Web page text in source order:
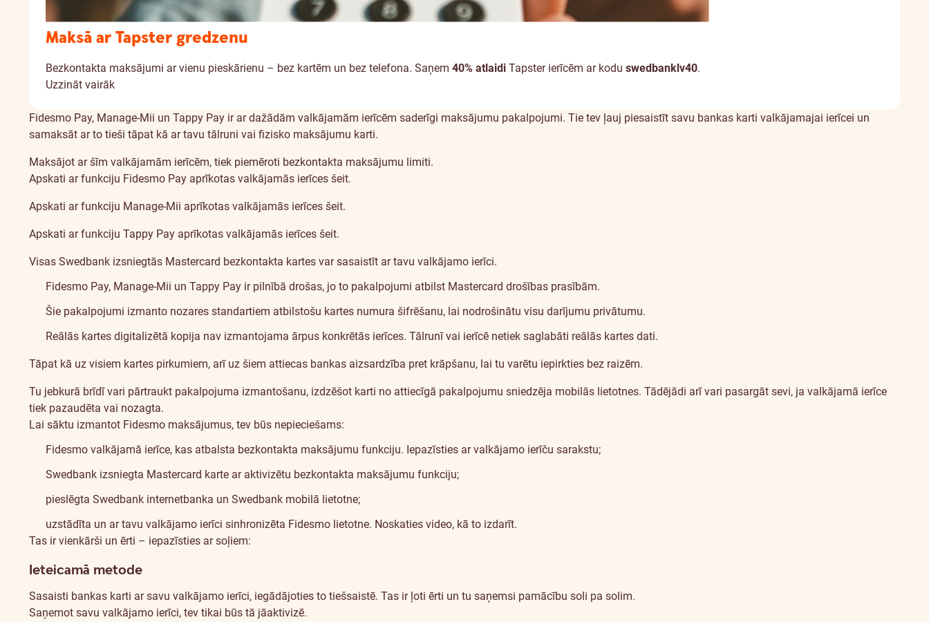
Maksā ar Tapster gredzenu
Bezkontakta maksājumi ar vienu pieskārienu – bez kartēm un bez telefona. Saņem 40% atlaidi Tapster ierīcēm ar kodu swedbanklv40.
Uzzināt vairāk
Par
Fidesmo Pay, Manage-Mii un Tappy Pay ir ar dažādām valkājamām ierīcēm saderīgi maksājumu pakalpojumi. Tie tev ļauj piesaistīt savu bankas karti valkājamajai ierīcei un
samaksāt ar to tieši tāpat kā ar tavu tālruni vai fizisko maksājumu karti.
Maksājot ar šīm valkājamām ierīcēm, tiek piemēroti bezkontakta maksājumu limiti.
Apskati ar funkciju Fidesmo Pay aprīkotas valkājamās ierīces šeit.
Apskati ar funkciju Manage-Mii aprīkotas valkājamās ierīces šeit.
Apskati ar funkciju Tappy Pay aprīkotas valkājamās ierīces šeit.
Visas Swedbank izsniegtās Mastercard bezkontakta kartes var sasaistīt ar tavu valkājamo ierīci.
Fidesmo Pay, Manage-Mii un Tappy Pay ir pilnībā drošas, jo to pakalpojumi atbilst Mastercard drošības prasībām.
Šie pakalpojumi izmanto nozares standartiem atbilstošu kartes numura šifrēšanu, lai nodrošinātu visu darījumu privātumu.
Reālās kartes digitalizētā kopija nav izmantojama ārpus konkrētās ierīces. Tālrunī vai ierīcē netiek saglabāti reālās kartes dati.
Tāpat kā uz visiem kartes pirkumiem, arī uz šiem attiecas bankas aizsardzība pret krāpšanu, lai tu varētu iepirkties bez raizēm.
Tu jebkurā brīdī vari pārtraukt pakalpojuma izmantošanu, izdzēšot karti no attiecīgā pakalpojumu sniedzēja mobilās lietotnes. Tādējādi arī vari pasargāt sevi, ja valkājamā ierīce
tiek pazaudēta vai nozagta.
Fidesmo
Pay™
Lai sāktu izmantot Fidesmo maksājumus, tev būs nepieciešams:
Fidesmo valkājamā ierīce, kas atbalsta bezkontakta maksājumu funkciju. Iepazīsties ar valkājamo ierīču sarakstu;
Swedbank izsniegta Mastercard karte ar aktivizētu bezkontakta maksājumu funkciju;
pieslēgta Swedbank internetbanka un Swedbank mobilā lietotne;
uzstādīta un ar tavu valkājamo ierīci sinhronizēta Fidesmo lietotne. Noskaties video, kā to izdarīt.
Tas ir vienkārši un ērti – iepazīsties ar soļiem:
Ieteicamā metode
Sasaisti bankas karti ar savu valkājamo ierīci, iegādājoties to tiešsaistē. Tas ir ļoti ērti un tu saņemsi pamācību soli pa solim.
Saņemot savu valkājamo ierīci, tev tikai būs tā jāaktivizē.